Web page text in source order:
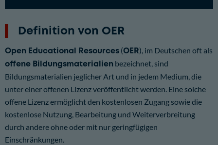
Definition von OER
Open Educational Resources (OER), im Deutschen oft als
offene Bildungsmaterialien bezeichnet, sind
Bildungsmaterialien jeglicher Art und in jedem Medium, die
unter einer offenen Lizenz veröffentlicht werden. Eine solche
offene Lizenz ermöglicht den kostenlosen Zugang sowie die
kostenlose Nutzung, Bearbeitung und Weiterverbreitung
durch andere ohne oder mit nur geringfügigen
Einschränkungen.